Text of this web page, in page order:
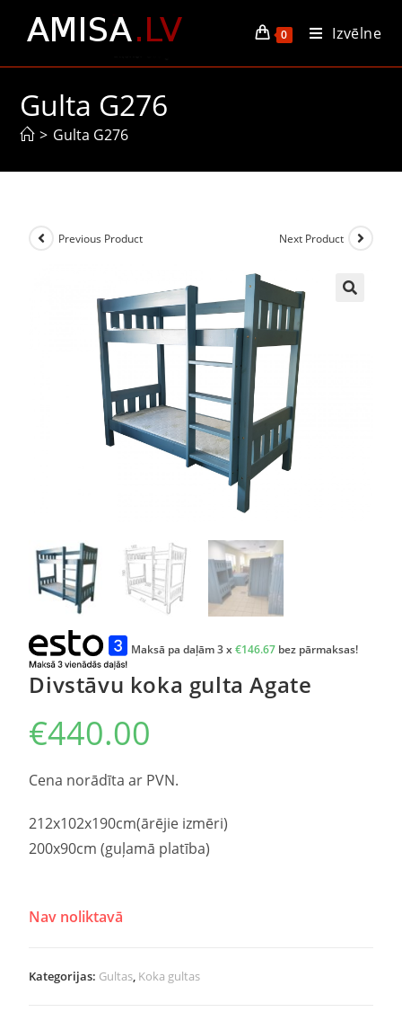
0 Izvēlne
Gulta G276
> Gulta G276
Previous Product Next Product
Maksā pa daļām 3 x€146.67 bez pārmaksas!
Divstāvu koka gulta Agate
€440.00
Cena norādīta ar PVN.
212x102x190cm(ārējie izmēri)
200x90cm (guļamā platība)
Nav noliktavā
Kategorijas: Gultas, Koka gultas